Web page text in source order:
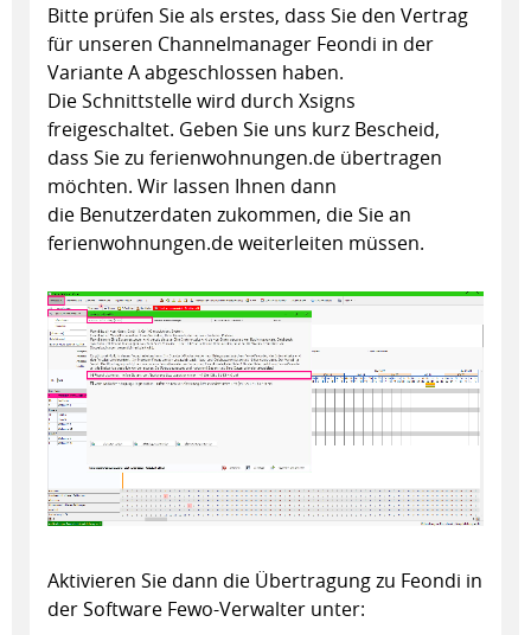
Bitte prüfen Sie als erstes, dass Sie den Vertrag
für unseren Channelmanager Feondi in der
Variante A abgeschlossen haben.
Die Schnittstelle wird durch Xsigns
freigeschaltet. Geben Sie uns kurz Bescheid,
dass Sie zu ferienwohnungen.de übertragen
möchten. Wir lassen Ihnen dann
die Benutzerdaten zukommen, die Sie an
ferienwohnungen.de weiterleiten müssen.
Aktivieren Sie dann die Übertragung zu Feondi in
der Software Fewo-Verwalter unter: